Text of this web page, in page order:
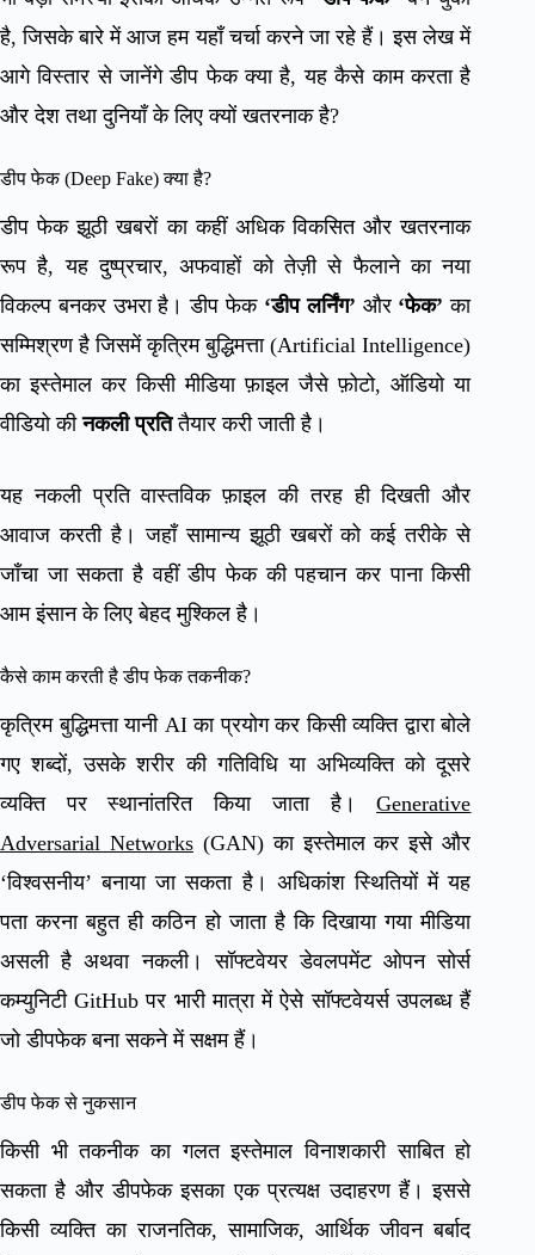
है, जिसके बारे में आज हम यहाँ चर्चा करने जा रहे हैं। इस लेख में
आगे विस्तार से जानेंगे डीप फेक क्या है, यह कैसे काम करता है
और देश तथा दुनियाँ के लिए क्यों खतरनाक है?
डीप फेक (Deep Fake) क्या है?
डीप फेक झूठी खबरों का कहीं अधिक विकसित और खतरनाक
रूप है, यह दुष्प्रचार, अफवाहों को तेज़ी से फैलाने का नया
विकल्प बनकर उभरा है। डीप फेक ‘डीप लर्निंग’ और ‘फेक’ का
सम्मिश्रण है जिसमें कृत्रिम बुद्धिमत्ता (Artificial Intelligence)
का इस्तेमाल कर किसी मीडिया फ़ाइल जैसे फ़ोटो, ऑडियो या
वीडियो कीनकली प्रतितैयार करी जाती है।
यह नकली प्रति वास्तविक फ़ाइल की तरह ही दिखती और
आवाज करती है। जहाँ सामान्य झूठी खबरों को कई तरीके से
जाँचा जा सकता है वहीं डीप फेक की पहचान कर पाना किसी
आम इंसान के लिए बेहद मुश्किल है।
कैसे काम करती है डीप फेक तकनीक?
कृत्रिम बुद्धिमत्ता यानी AI का प्रयोग कर किसी व्यक्ति द्वारा बोले
गए शब्दों, उसके शरीर की गतिविधि या अभिव्यक्ति को दूसरे
व्यक्ति पर स्थानांतरित किया जाता है।Generative
Adversarial Networks(GAN) का इस्तेमाल कर इसे और
‘विश्वसनीय’ बनाया जा सकता है। अधिकांश स्थितियों में यह
पता करना बहुत ही कठिन हो जाता है कि दिखाया गया मीडिया
असली है अथवा नकली। सॉफ्टवेयर डेवलपमेंट ओपन सोर्स
कम्युनिटी GitHub पर भारी मात्रा में ऐसे सॉफ्टवेयर्स उपलब्ध हैं
जो डीपफेक बना सकने में सक्षम हैं।
डीप फेक से नुकसान
किसी भी तकनीक का गलत इस्तेमाल विनाशकारी साबित हो
सकता है और डीपफेक इसका एक प्रत्यक्ष उदाहरण हैं। इससे
किसी व्यक्ति का राजनतिक, सामाजिक, आर्थिक जीवन बर्बाद